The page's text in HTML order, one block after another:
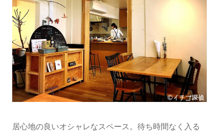
居心地の良いオシャレなスペース。待ち時間なく入る